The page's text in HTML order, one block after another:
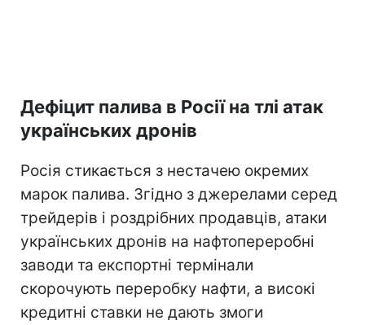
Дефіцит палива в Росії на тлі атак
українських дронів
Росія стикається з нестачею окремих
марок палива. Згідно з джерелами серед
трейдерів і роздрібних продавців, атаки
українських дронів на нафтопереробні
заводи та експортні термінали
скорочують переробку нафти, а високі
кредитні ставки не дають змоги